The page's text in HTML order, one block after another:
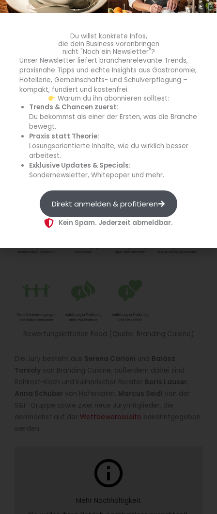
Wettbewerbskriterien in der Kategorie Food
Food ist folgende Liste mit Kriterien, von denen
werden müssen:
Bewertungskriterien Food (Quelle: Branding Cuisine)
Die Jury besteht aus Serena Carloni und Balász
Tarsoly von Branding Cuisine, außerdem dabei sind
Rohkost-Koch und kulinarischer Berater Boris Lauser,
Anna Schuber von Haferkater, Marcus Seidl von der
S&F-Gruppe sowie zwei neue Jurymitglieder, die
demnächst auf der Wettbewerbsseite bekanntgegeben
werden.
info
Mehr Nachhaltigkeit
Du willst konkrete Infos,
die dein Business voranbringen
nicht "Noch ein Newsletter"?
Unser Newsletter liefert branchenrelevante Trends,
praxisnahe Tipps und echte Insights aus Gastronomie,
Hotellerie, Gemeinschafts- und Schulverpflegung –
kompakt, fundiert und kostenfrei.
Warum du ihn abonnieren solltest:
Trends & Chancen zuerst:
Du bekommst als einer der Ersten, was die Branche
bewegt.
Praxis statt Theorie:
Lösungsorientierte Inhalte, wie du wirklich besser
arbeitest.
Exklusive Updates & Specials:
Sondernewsletter, Whitepaper und mehr.
Direkt anmelden & profitieren
Kein Spam. Jederzeit abmeldbar.